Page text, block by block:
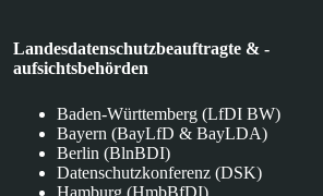
Landesdatenschutzbeauftragte & -
aufsichtsbehörden
Baden-Württemberg (LfDI BW)
Bayern (BayLfD & BayLDA)
Berlin (BlnBDI)
Datenschutzkonferenz (DSK)
Hamburg (HmbBfDI)